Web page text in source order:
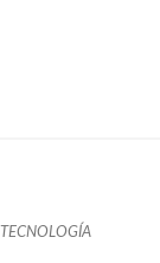
TECNOLOGÍA